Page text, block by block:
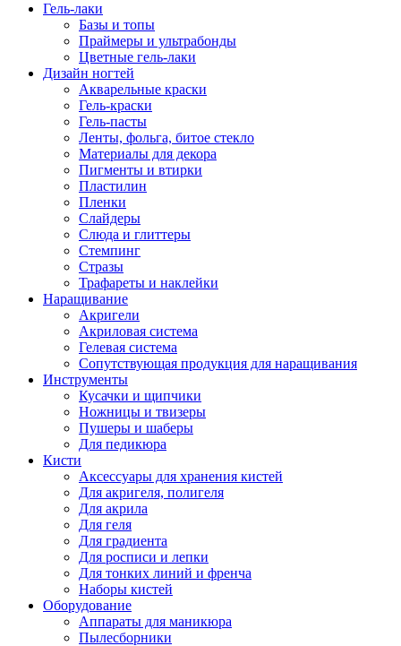
Гель-лаки
Базы и топы
Праймеры и ультрабонды
Цветные гель-лаки
Дизайн ногтей
Акварельные краски
Гель-краски
Гель-пасты
Ленты, фольга, битое стекло
Материалы для декора
Пигменты и втирки
Пластилин
Пленки
Слайдеры
Слюда и глиттеры
Стемпинг
Стразы
Трафареты и наклейки
Наращивание
Акригели
Акриловая система
Гелевая система
Сопутствующая продукция для наращивания
Инструменты
Кусачки и щипчики
Ножницы и твизеры
Пушеры и шаберы
Для педикюра
Кисти
Аксессуары для хранения кистей
Для акригеля, полигеля
Для акрила
Для геля
Для градиента
Для росписи и лепки
Для тонких линий и френча
Наборы кистей
Оборудование
Аппараты для маникюра
Пылесборники